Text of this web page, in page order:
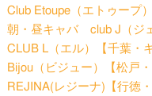
Club Etoupe（エトゥープ
朝・昼キャバ club J（ジ
CLUB L（エル）【千葉・
Bijou（ビジュー）【松戸
REJINA(レジーナ)【行徳